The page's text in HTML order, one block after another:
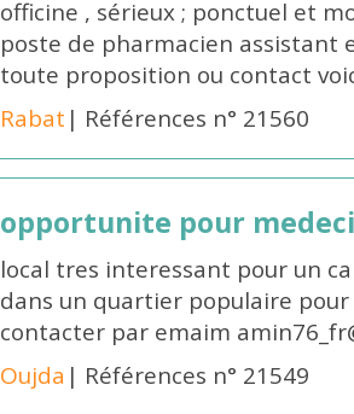
officine , sérieux ; ponctuel et
poste de pharmacien
toute proposition ou contact
Rabat | Références n° 21560
opportunite pour
local tres interessant pour un
dans un quartier populaire
contacter par emaim
Oujda | Références n° 21549